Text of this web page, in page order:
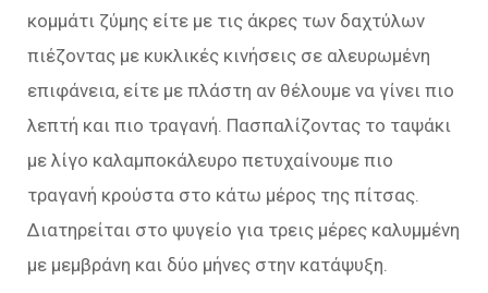
κομμάτι ζύμης είτε με τις άκρες των δαχτύλων
πιέζοντας με κυκλικές κινήσεις σε αλευρωμένη
επιφάνεια, είτε με πλάστη αν θέλουμε να γίνει πιο
λεπτή και πιο τραγανή. Πασπαλίζοντας το ταψάκι
με λίγο καλαμποκάλευρο πετυχαίνουμε πιο
τραγανή κρούστα στο κάτω μέρος της πίτσας.
Διατηρείται στο ψυγείο για τρεις μέρες καλυμμένη
με μεμβράνη και δύο μήνες στην κατάψυξη.